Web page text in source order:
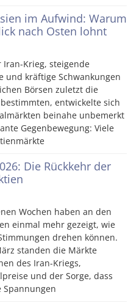
im Aufwind: Warum
nach Osten lohnt
Iran-Krieg, steigende
und kräftige Schwankungen
Börsen zuletzt die
entwickelte sich
beinahe unbemerkt
Gegenbewegung: Viele
Die Rückkehr der
Wochen haben an den
einmal mehr gezeigt, wie
drehen können.
standen die Märkte
des Iran-Kriegs,
und der Sorge, dass
Spannungen